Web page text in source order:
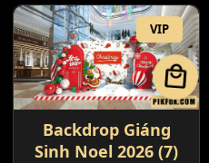
VIP
Backdrop Giáng
Sinh Noel 2026 (7)
local_mall